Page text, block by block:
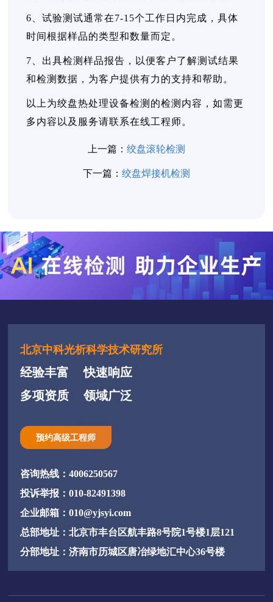
6、试验测试通常在7-15个工作日内完成，具体
时间根据样品的类型和数量而定。
7、出具检测样品报告，以便客户了解测试结果
和检测数据，为客户提供有力的支持和帮助。
以上为绞盘热处理设备检测的检测内容，如需更
多内容以及服务请联系在线工程师。
上一篇： 绞盘滚轮检测
下一篇： 绞盘焊接机检测
北京中科光析科学技术研究所
经验丰富
快速响应
多项资质
领域广泛
预约高级工程师
咨询热线：4006250567
投诉举报：010-82491398
企业邮箱：010@yjsyi.com
总部地址：北京市丰台区航丰路8号院1号楼1层121
分部地址：济南市历城区唐冶绿地汇中心36号楼